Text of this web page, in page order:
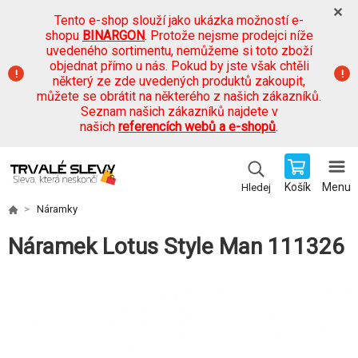
Tento e-shop slouží jako ukázka možností e-
shopu BINARGON. Protože nejsme prodejci níže
uvedeného sortimentu, nemůžeme si toto zboží
objednat přímo u nás. Pokud by jste však chtěli
některý ze zde uvedených produktů zakoupit,
můžete se obrátit na některého z našich zákazníků.
Seznam našich zákazníků najdete v
našich referencích webů a e-shopů.
Hledej Košík Menu
Náramky
Náramek Lotus Style Man 111326